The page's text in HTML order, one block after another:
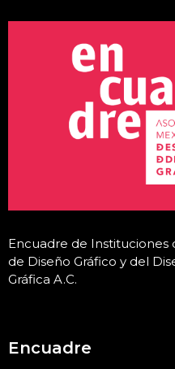
Encuadre de Instituciones
de Diseño Gráfico y del
Gráfica A.C.
Encuadre